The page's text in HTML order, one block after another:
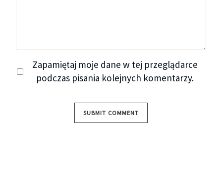
Zapamiętaj moje dane w tej przeglądarce
podczas pisania kolejnych komentarzy.